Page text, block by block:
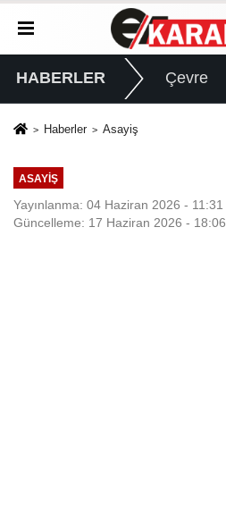
HABERLER Çevre
Haberler Asayiş
ASAYIŞ
Yayınlanma: 04 Haziran 2026 - 11:31
Güncelleme: 17 Haziran 2026 - 18:06